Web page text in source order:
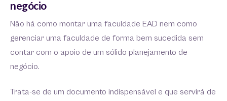
negócio
Não há como montar uma faculdade EAD nem como
gerenciar uma faculdade de forma bem sucedida sem
contar com o apoio de um sólido planejamento de
negócio.
Trata-se de um documento indispensável e que servirá de